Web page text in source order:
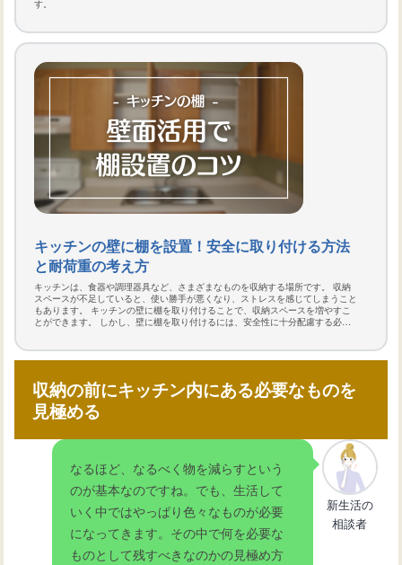
す。
キッチンの壁に棚を設置！安全に取り付ける方法
と耐荷重の考え方
キッチンは、食器や調理器具など、さまざまなものを収納する場所です。 収納
スペースが不足していると、使い勝手が悪くなり、ストレスを感じてしまうこと
もあります。 キッチンの壁に棚を取り付けることで、収納スペースを増やすこ
とができます。 しかし、壁に棚を取り付けるには、安全性に十分配慮する必要
収納の前にキッチン内にある必要なものを
見極める
なるほど、なるべく物を減らすという
のが基本なのですね。でも、生活して
いく中ではやっぱり色々なものが必要
になってきます。その中で何を必要な
ものとして残すべきなのかの見極め方
新生活の
相談者